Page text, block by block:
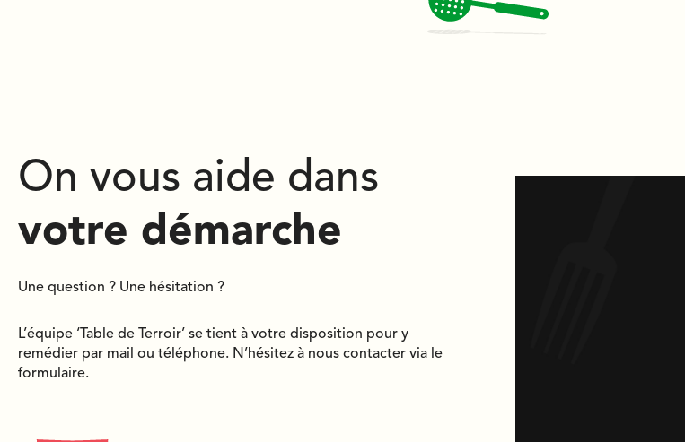
On vous aide dans
votre démarche
Une question ? Une hésitation ?
L’équipe ‘Table de Terroir’ se tient à votre disposition pour y
remédier par mail ou téléphone. N’hésitez à nous contacter via le
formulaire.